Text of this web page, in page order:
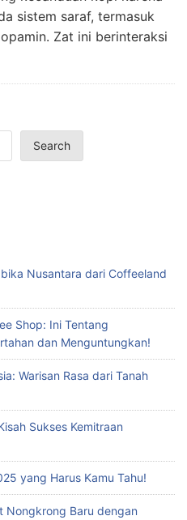
sistem saraf, termasuk
Zat ini berinteraksi
Search
Nusantara dari Coffeeland
Shop: Ini Tentang
dan Menguntungkan!
Warisan Rasa dari Tanah
Sukses Kemitraan
yang Harus Kamu Tahu!
Nongkrong Baru dengan